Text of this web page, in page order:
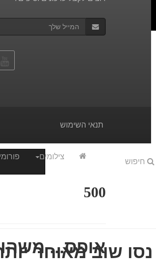
תנאי השימוש
חיפוש
שוב מאוחר
צילומים
500
אופס...